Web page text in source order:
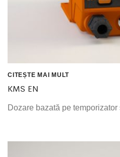
CITEȘTE MAI MULT
KMS EN
Dozare bazată pe temporizator